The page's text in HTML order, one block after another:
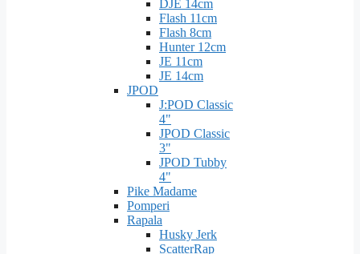
DJE 14cm
Flash 11cm
Flash 8cm
Hunter 12cm
JE 11cm
JE 14cm
JPOD
J:POD Classic
4"
JPOD Classic
3"
JPOD Tubby
4"
Pike Madame
Pomperi
Rapala
Husky Jerk
ScatterRap